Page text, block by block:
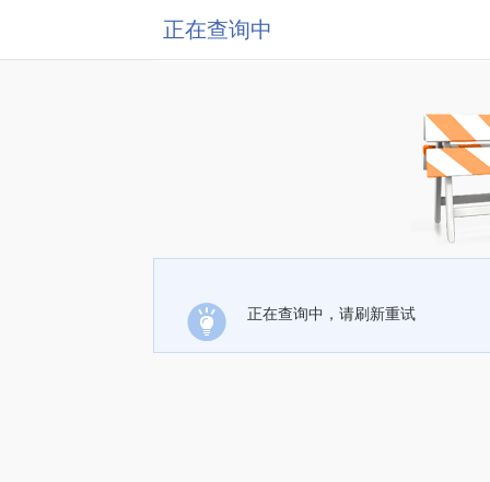
正在查询中
正在查询中，请刷新重试